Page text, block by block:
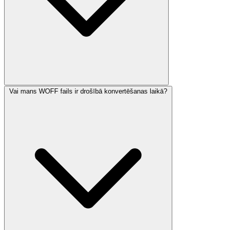
Vai mans WOFF fails ir drošībā konvertēšanas laikā?